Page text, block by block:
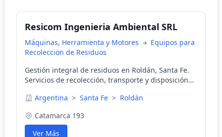
Resicom Ingenieria Ambiental SRL
Máquinas, Herramienta y Motores
Equipos para
Recoleccion de Residuos
Gestión integral de residuos en Roldán, Santa Fe.
Servicios de recolección, transporte y disposición
Argentina > Santa Fe > Roldán
Catamarca 193
Ver Más